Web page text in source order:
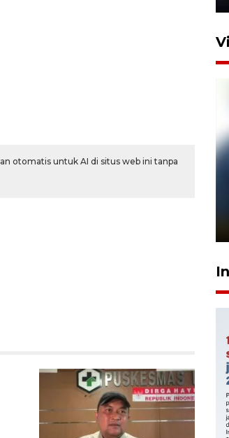
otomatis untuk AI di situs web ini tanpa